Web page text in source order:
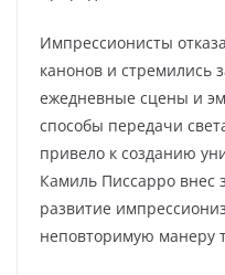
Импрессионисты
канонов и стремились
ежедневные сцены и
способы передачи
привело к созданию
Камиль Писсарро внес
развитие
неповторимую манеру